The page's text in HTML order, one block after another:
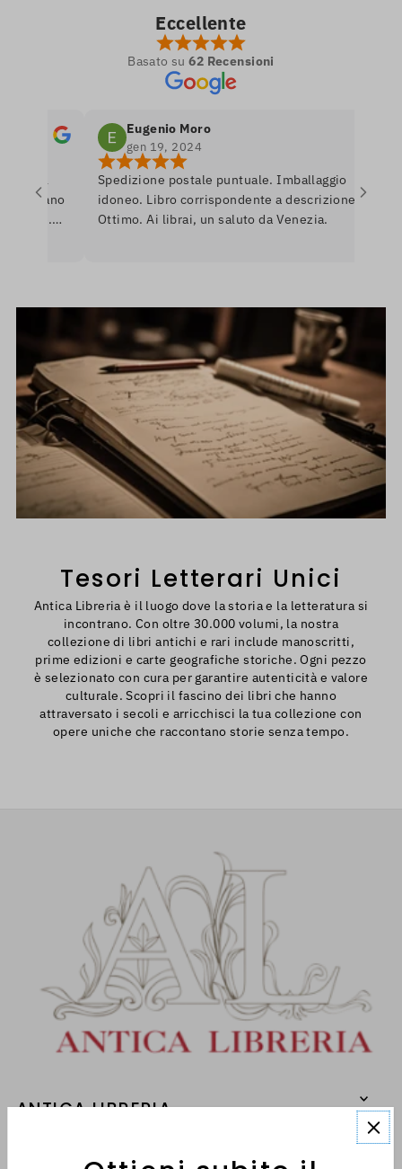
Eccellente
Basato su 62 Recensioni
Eugenio Moro
gen 19, 2024
Spedizione postale puntuale. Imballaggio
idoneo. Libro corrispondente a descrizione.
Ottimo. Ai librai, un saluto da Venezia.
Tesori Letterari Unici
Antica Libreria è il luogo dove la storia e la letteratura si
incontrano. Con oltre 30.000 volumi, la nostra
collezione di libri antichi e rari include manoscritti,
prime edizioni e carte geografiche storiche. Ogni pezzo
è selezionato con cura per garantire autenticità e valore
culturale. Scopri il fascino dei libri che hanno
attraversato i secoli e arricchisci la tua collezione con
opere uniche che raccontano storie senza tempo.
ANTICA LIBRERIA